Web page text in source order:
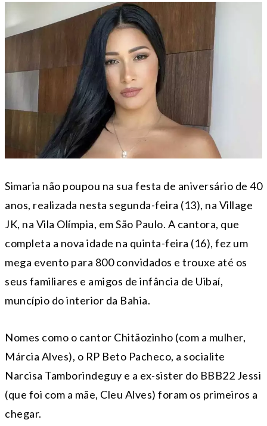
Simaria não poupou na sua festa de aniversário de 40
anos, realizada nesta segunda-feira (13), na Village
JK, na Vila Olímpia, em São Paulo. A cantora, que
completa a nova idade na quinta-feira (16), fez um
mega evento para 800 convidados e trouxe até os
seus familiares e amigos de infância de Uibaí,
muncípio do interior da Bahia.
Nomes como o cantor Chitãozinho (com a mulher,
Márcia Alves), o RP Beto Pacheco, a socialite
Narcisa Tamborindeguy e a ex-sister do BBB22 Jessi
(que foi com a mãe, Cleu Alves) foram os primeiros a
chegar.